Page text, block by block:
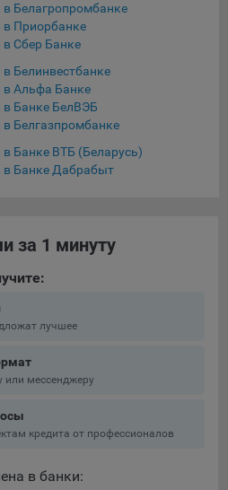
направить сообщение с
в части использования
почту Общества:
cookie-файлов не позволит
пользователей Сайта, в том
определять предпочтения
обработку
веб-аналитики,
Адрес: г. Москва, ул.
веб-аналитики,
1600 Amphitheatre Pkwy,
в Белагропромбанке
в Приорбанке
в Сбер Банке
Белинвестбанке
в Альфа Банке
в Банке БелВЭБ
Белгазпромбанке
Банке ВТБ (Беларусь)
в Банке Дабрабыт
за 1 минуту
лучшее
или мессенджеру
кредита от профессионалов
в банки: